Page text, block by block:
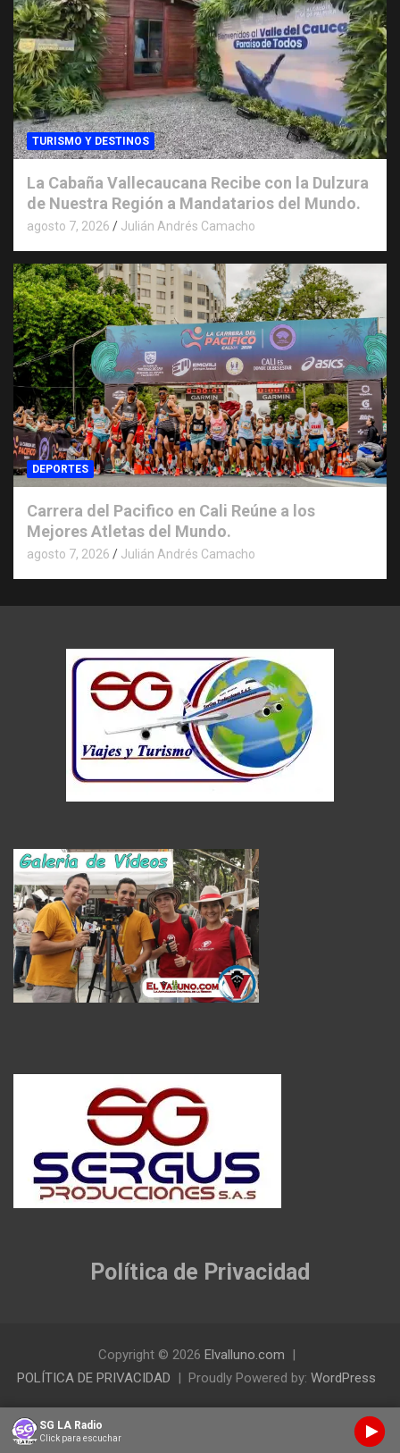
TURISMO Y DESTINOS
La Cabaña Vallecaucana Recibe con la Dulzura
de Nuestra Región a Mandatarios del Mundo.
agosto 7, 2026 Julián Andrés Camacho
DEPORTES
Carrera del Pacifico en Cali Reúne a los
Mejores Atletas del Mundo.
agosto 7, 2026 Julián Andrés Camacho
Política de Privacidad
Copyright © 2026 Elvalluno.com
POLÍTICA DE PRIVACIDAD
Proudly Powered by: WordPress
SG LA Radio
Click para escuchar